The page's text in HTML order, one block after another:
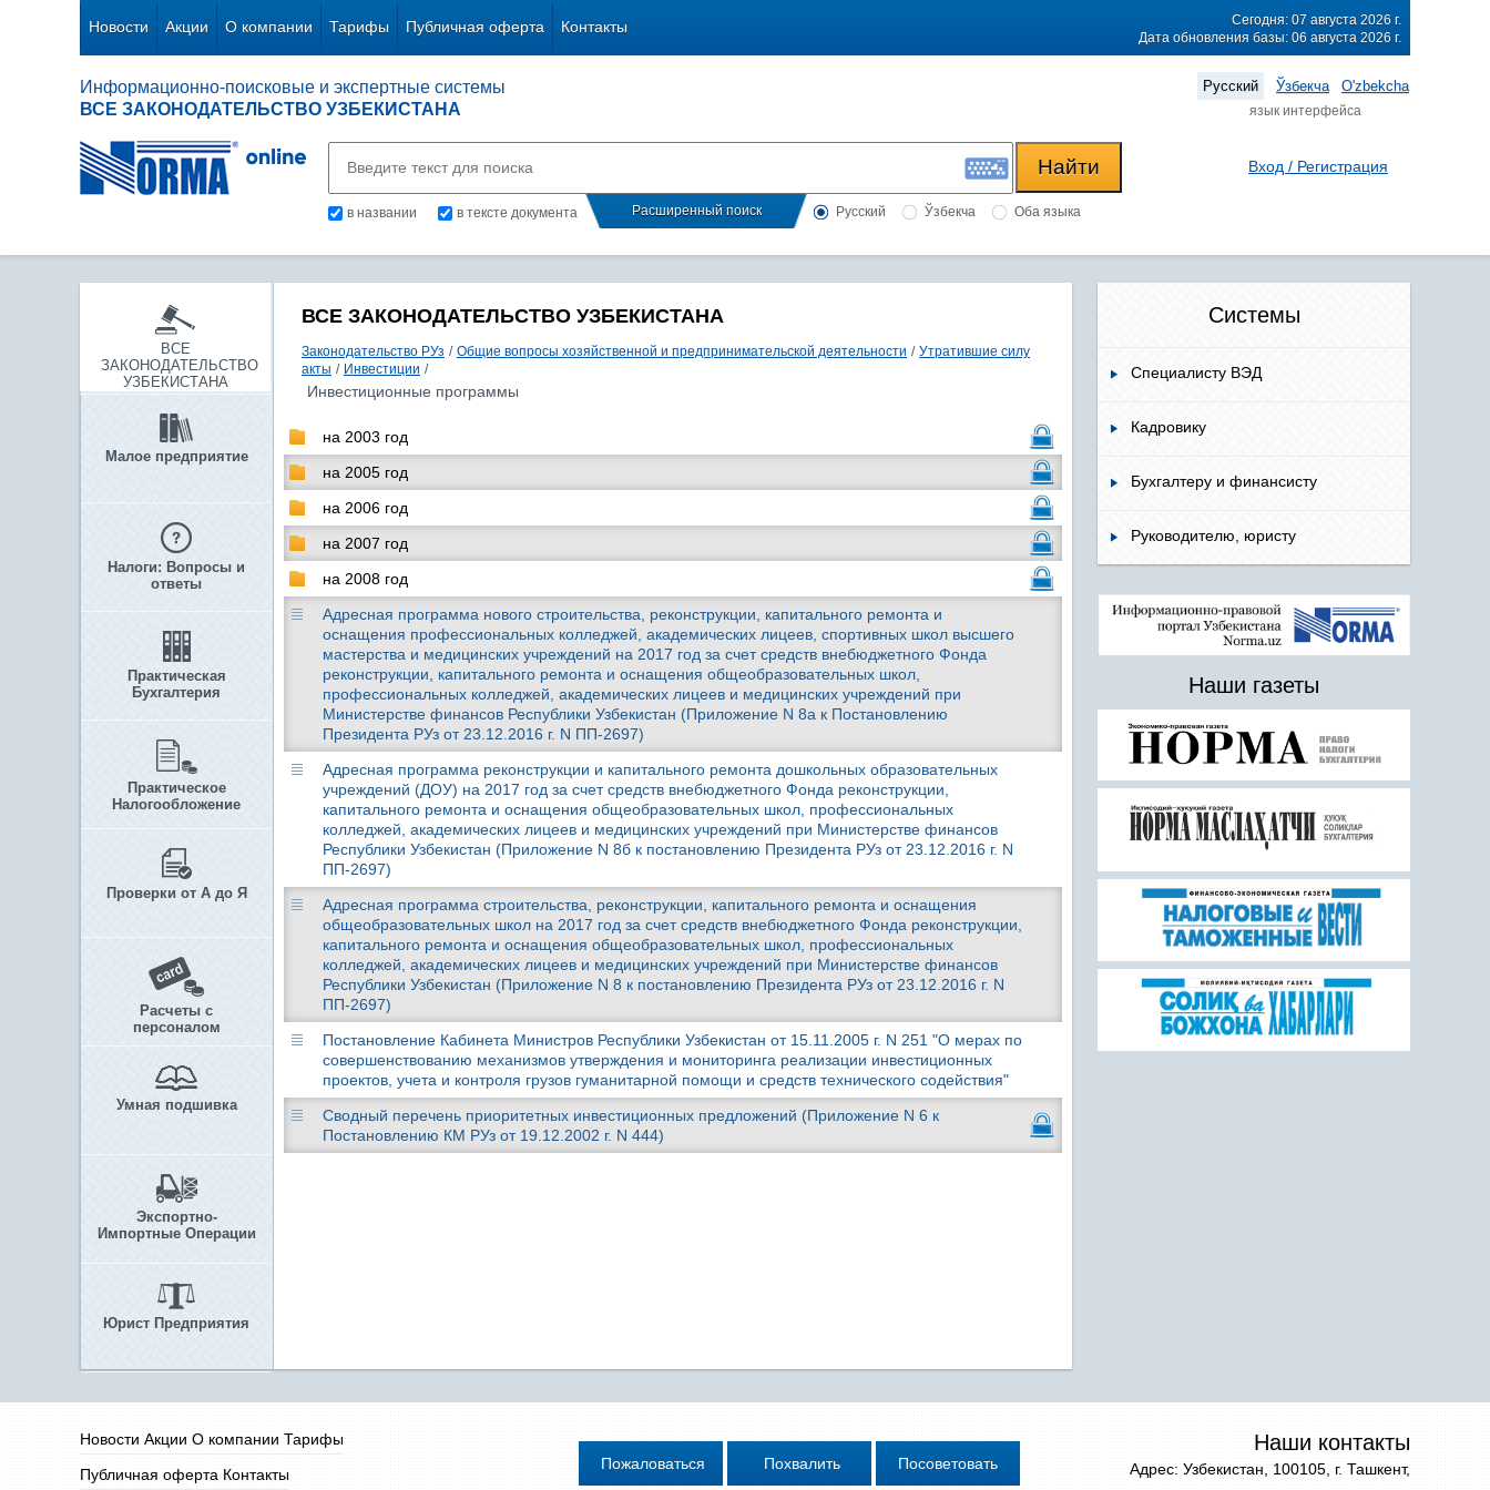
Новости Акции О компании Тарифы Публичная оферта Контакты
Сегодня: 07 августа 2026 г.
Дата обновления базы: 06 августа 2026 г.
Информационно-поисковые и экспертные системы
ВСЕ ЗАКОНОДАТЕЛЬСТВО УЗБЕКИСТАНА
Русский Ўзбекча O'zbekcha
язык интерфейса
в названии в тексте документа Расширенный поиск Русский Ўзбекча Оба языка
Вход / Регистрация
ВСЕ
ЗАКОНОДАТЕЛЬСТВО
УЗБЕКИСТАНА
Малое предприятие
Налоги: Вопросы и
ответы
Практическая
Бухгалтерия
Практическое
Налогообложение
Проверки от А до Я
Расчеты с
персоналом
Умная подшивка
Экспортно-
Импортные Операции
Юрист Предприятия
ВСЕ ЗАКОНОДАТЕЛЬСТВО УЗБЕКИСТАНА
Законодательство РУз / Общие вопросы хозяйственной и предпринимательской деятельности / Утратившие силу
акты / Инвестиции /
Инвестиционные программы
на 2003 год
на 2005 год
на 2006 год
на 2007 год
на 2008 год
Адресная программа нового строительства, реконструкции, капитального ремонта и
оснащения профессиональных колледжей, академических лицеев, спортивных школ высшего
мастерства и медицинских учреждений на 2017 год за счет средств внебюджетного Фонда
реконструкции, капитального ремонта и оснащения общеобразовательных школ,
профессиональных колледжей, академических лицеев и медицинских учреждений при
Министерстве финансов Республики Узбекистан (Приложение N 8а к Постановлению
Президента РУз от 23.12.2016 г. N ПП-2697)
Адресная программа реконструкции и капитального ремонта дошкольных образовательных
учреждений (ДОУ) на 2017 год за счет средств внебюджетного Фонда реконструкции,
капитального ремонта и оснащения общеобразовательных школ, профессиональных
колледжей, академических лицеев и медицинских учреждений при Министерстве финансов
Республики Узбекистан (Приложение N 8б к постановлению Президента РУз от 23.12.2016 г. N
ПП-2697)
Адресная программа строительства, реконструкции, капитального ремонта и оснащения
общеобразовательных школ на 2017 год за счет средств внебюджетного Фонда реконструкции,
капитального ремонта и оснащения общеобразовательных школ, профессиональных
колледжей, академических лицеев и медицинских учреждений при Министерстве финансов
Республики Узбекистан (Приложение N 8 к постановлению Президента РУз от 23.12.2016 г. N
ПП-2697)
Постановление Кабинета Министров Республики Узбекистан от 15.11.2005 г. N 251 "О мерах по
совершенствованию механизмов утверждения и мониторинга реализации инвестиционных
проектов, учета и контроля грузов гуманитарной помощи и средств технического содействия"
Сводный перечень приоритетных инвестиционных предложений (Приложение N 6 к
Постановлению КМ РУз от 19.12.2002 г. N 444)
Системы
Специалисту ВЭД
Кадровику
Бухгалтеру и финансисту
Руководителю, юристу
Наши газеты
Новости Акции О компании Тарифы
Публичная оферта Контакты
Наши контакты
Адрес: Узбекистан, 100105, г. Ташкент,